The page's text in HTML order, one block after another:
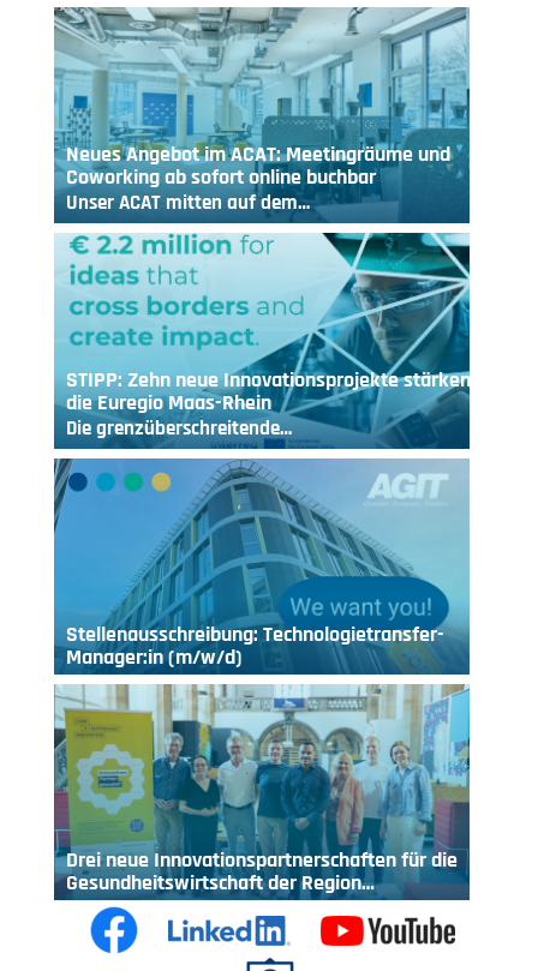
Neues Angebot im ACAT: Meetingräume und
Coworking ab sofort online buchbar
Unser ACAT mitten auf dem…
STIPP: Zehn neue Innovationsprojekte stärken
die Euregio Maas-Rhein
Die grenzüberschreitende…
Stellenausschreibung: Technologietransfer-
Manager:in (m/w/d)
Drei neue Innovationspartnerschaften für die
Gesundheitswirtschaft der Region…